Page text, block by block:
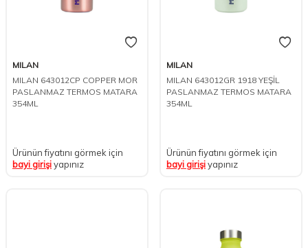
MILAN
MILAN 643012CP COPPER MOR
PASLANMAZ TERMOS MATARA
354ML
Ürünün fiyatını görmek için
bayi girişiyapınız
MILAN
MILAN 643012GR 1918 YEŞİL
PASLANMAZ TERMOS MATARA
354ML
Ürünün fiyatını görmek için
bayi girişiyapınız